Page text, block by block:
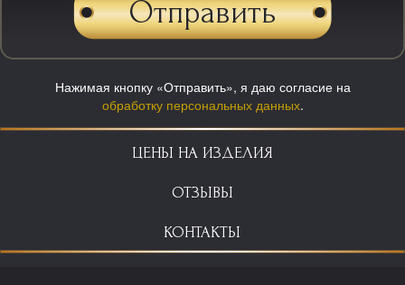
Нажимая кнопку «Отправить», я даю согласие на
обработку персональных данных.
ЦЕНЫ НА ИЗДЕЛИЯ
ОТЗЫВЫ
КОНТАКТЫ